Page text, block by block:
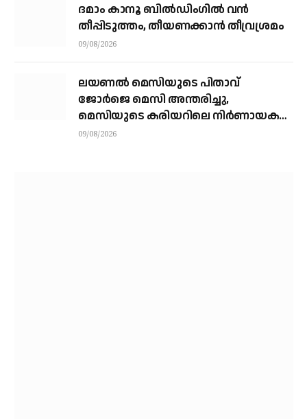
ദമാം കാനൂ ബിൽഡിംഗിൽ വൻ
തീപ്പിടുത്തം, തീയണക്കാൻ തീവ്രശ്രമം
09/08/2026
ലയണൽ മെസിയുടെ പിതാവ്
ജോർജെ മെസി അന്തരിച്ചു, ​
മെസിയുടെ കരിയറിലെ നിർണായക
ശക്തി
09/08/2026